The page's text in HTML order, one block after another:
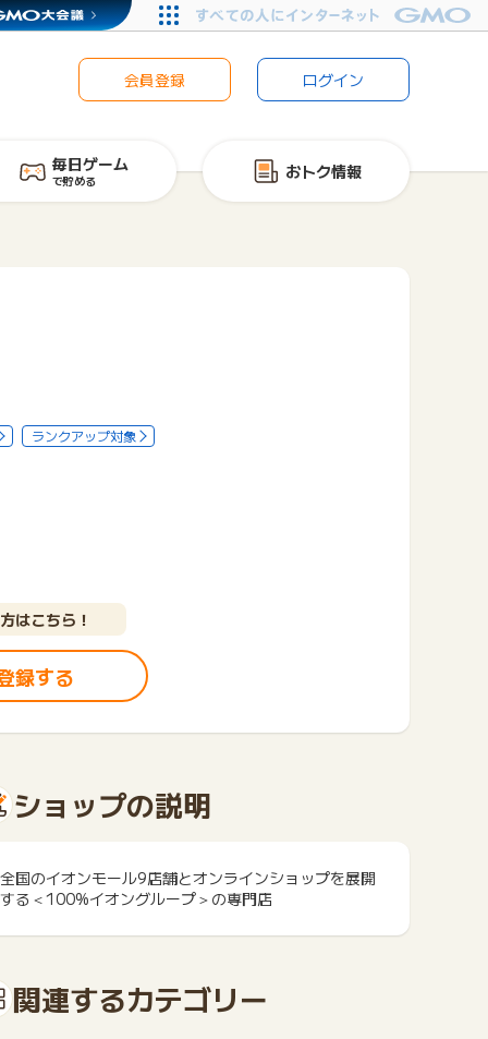
会員登録 ログイン
毎日ゲーム
で貯める おトク情報
ランクアップ対象
はこちら！
録する
ショップの説明
全国のイオンモール9店舗とオンラインショップを展開
する＜100%イオングループ＞の専門店
関連するカテゴリー